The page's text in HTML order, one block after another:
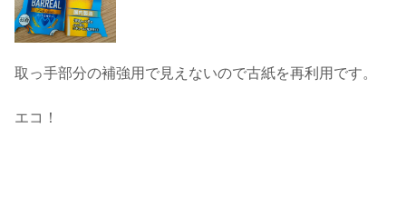
取っ手部分の補強用で見えないので古紙を再利用です。
エコ！